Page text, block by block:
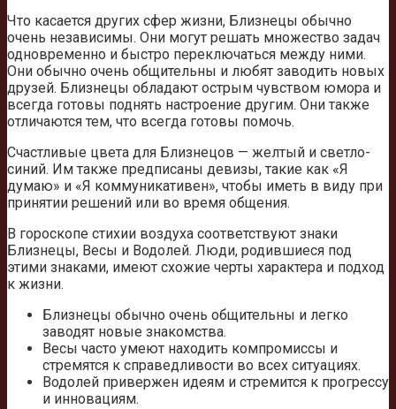
Что касается других сфер жизни, Близнецы обычно
очень независимы. Они могут решать множество задач
одновременно и быстро переключаться между ними.
Они обычно очень общительны и любят заводить новых
друзей. Близнецы обладают острым чувством юмора и
всегда готовы поднять настроение другим. Они также
отличаются тем, что всегда готовы помочь.
Счастливые цвета для Близнецов — желтый и светло-
синий. Им также предписаны девизы, такие как «Я
думаю» и «Я коммуникативен», чтобы иметь в виду при
принятии решений или во время общения.
В гороскопе стихии воздуха соответствуют знаки
Близнецы, Весы и Водолей. Люди, родившиеся под
этими знаками, имеют схожие черты характера и подход
к жизни.
Близнецы обычно очень общительны и легко
заводят новые знакомства.
Весы часто умеют находить компромиссы и
стремятся к справедливости во всех ситуациях.
Водолей привержен идеям и стремится к прогрессу
и инновациям.